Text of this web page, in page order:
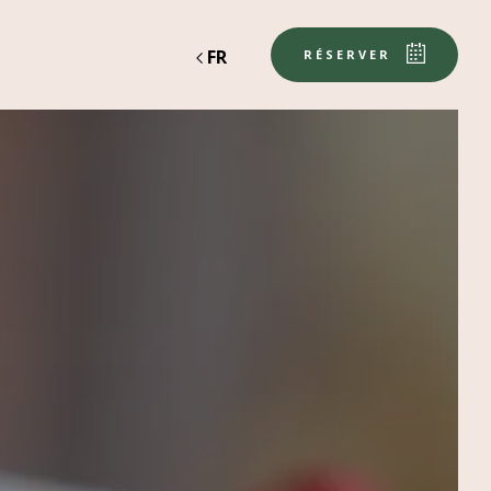
RÉSERVER
FR